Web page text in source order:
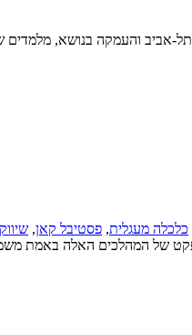
אביב והעמקה בנושא,
כלכלה מעגלית, פסטיבל קאן,